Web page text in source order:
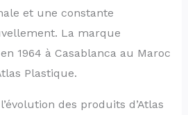
et une constante
La marque
1964 à Casablanca au Maroc
Plastique.
des produits d’Atlas